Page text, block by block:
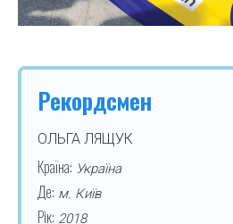
Рекордсмен
ОЛЬГА ЛЯЩУК
Країна: Україна
Де: м. Київ
Рік: 2018